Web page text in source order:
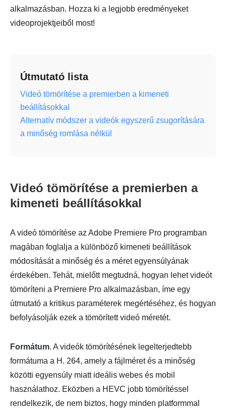
alkalmazásban. Hozza ki a legjobb eredményeket
videoprojektjeiből most!
Útmutató lista
Videó tömörítése a premierben a kimeneti
beállításokkal
Alternatív módszer a videók egyszerű zsugorítására
a minőség romlása nélkül
Videó tömörítése a premierben a
kimeneti beállításokkal
A videó tömörítése az Adobe Premiere Pro programban
magában foglalja a különböző kimeneti beállítások
módosítását a minőség és a méret egyensúlyának
érdekében. Tehát, mielőtt megtudná, hogyan lehet videót
tömöríteni a Premiere Pro alkalmazásban, íme egy
útmutató a kritikus paraméterek megértéséhez, és hogyan
befolyásolják ezek a tömörített videó méretét.
Formátum. A videók tömörítésének legelterjedtebb
formátuma a H. 264, amely a fájlméret és a minőség
közötti egyensúly miatt ideális webes és mobil
használathoz. Eközben a HEVC jobb tömörítéssel
rendelkezik, de nem biztos, hogy minden platformmal